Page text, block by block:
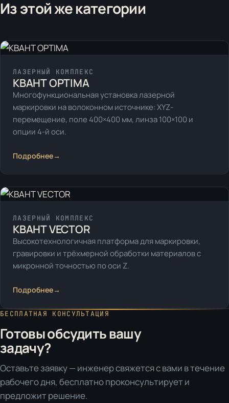
Из этой же категории
ЛАЗЕРНЫЙ КОМПЛЕКС
КВАНТ OPTIMA
Многофункциональная установка лазерной
маркировки на волоконном источнике: XYZ-
перемещение, поле 400×400 мм, линза 100×100 и
опции 4-й оси.
Подробнее→
ЛАЗЕРНЫЙ КОМПЛЕКС
КВАНТ VECTOR
Высокотехнологичная платформа для маркировки,
гравировки и трёхмерной обработки материалов с
микронной точностью по оси Z.
Подробнее→
БЕСПЛАТНАЯ КОНСУЛЬТАЦИЯ
Готовы обсудить вашу
задачу?
Оставьте заявку — инженер свяжется с вами в течение
рабочего дня, бесплатно проконсультирует и
предложит решение.